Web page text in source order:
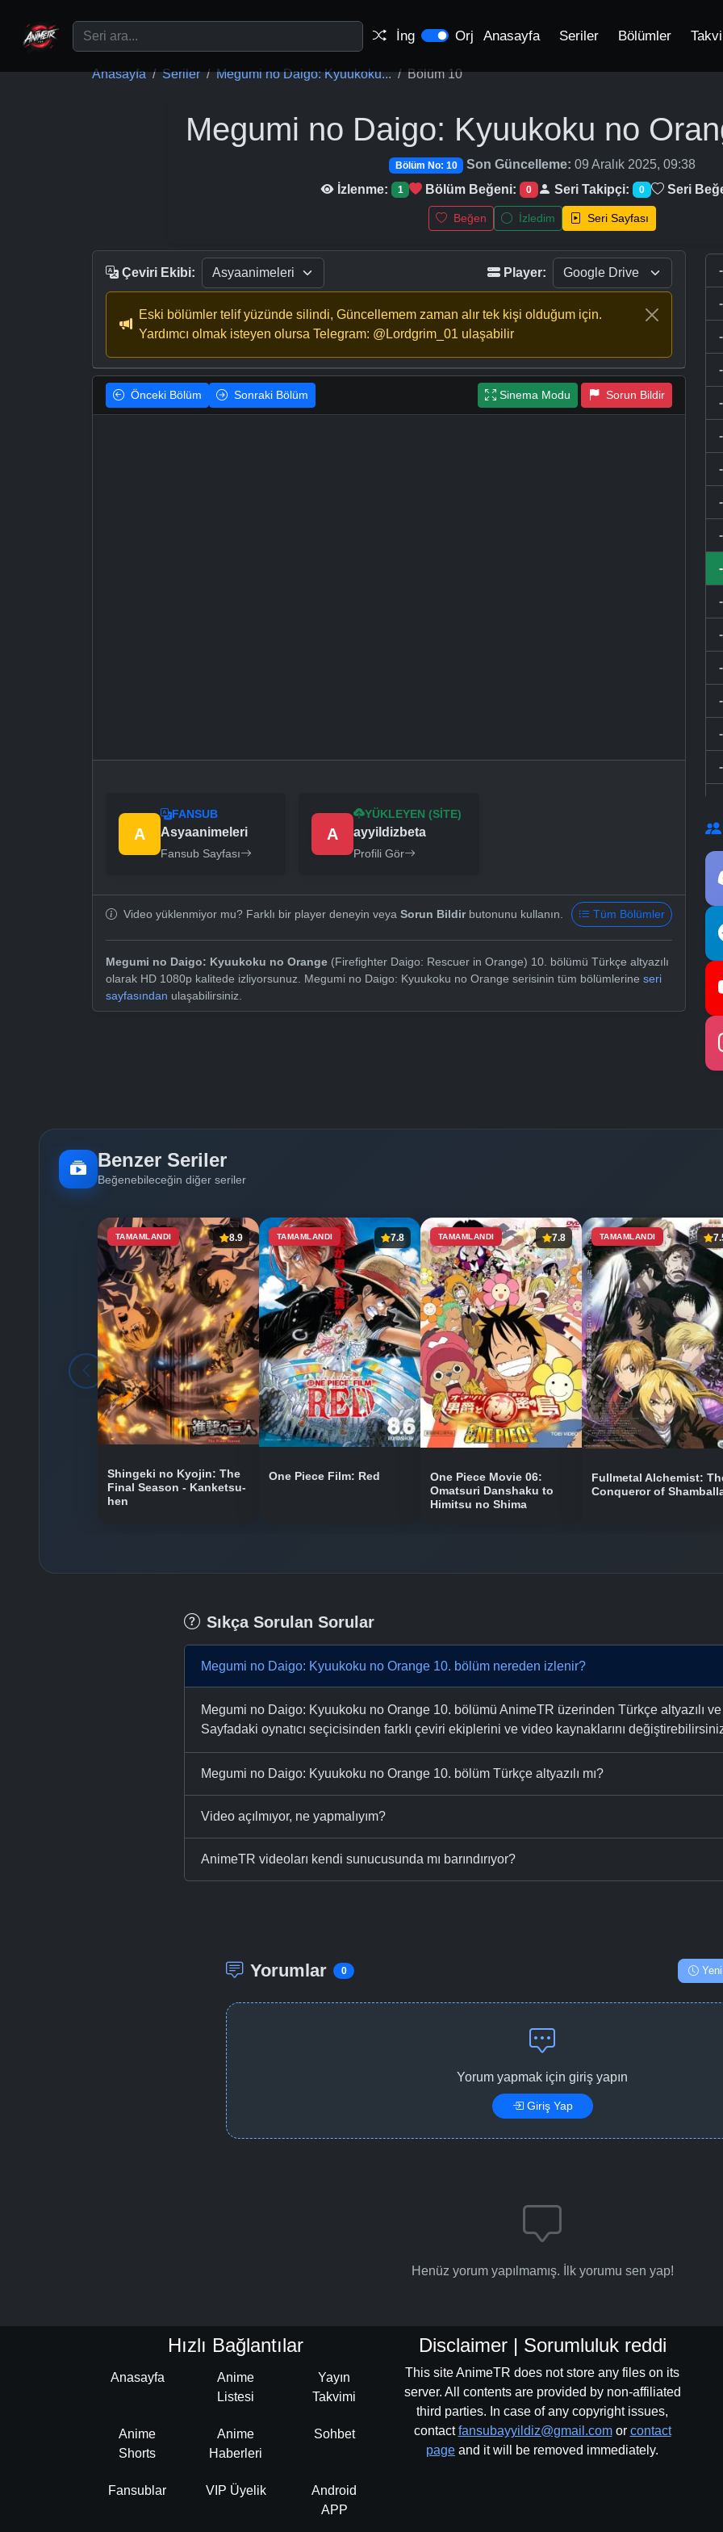
İng Orj Anasayfa Seriler Bölümler
Anasayfa Seriler Megumi no Daigo: Kyuukoku... Bölüm 10
Megumi no Daigo: Kyuukoku no
Bölüm No: 10 Son Güncelleme: 09 Aralık 2025, 09:38
İzlenme:
1 Bölüm Beğeni: 0 Seri Takipçi: 0 Seri
Beğen İzledim Seri Sayfası
Çeviri Ekibi: Player:
Eski bölümler telif yüzünde silindi, Güncellemem zaman alır tek kişi olduğum için.
Yardımcı olmak isteyen olursa Telegram: @Lordgrim_01 ulaşabilir
Önceki Bölüm Sonraki Bölüm Sinema Modu Sorun Bildir
A
FANSUB
Asyaanimeleri
Fansub Sayfası
A
YÜKLEYEN (SITE)
ayyildizbeta
Profili Gör
Video yüklenmiyor mu? Farklı bir player deneyin veya Sorun Bildirbutonunu kullanın. Tüm Bölümler
Megumi no Daigo: Kyuukoku no Orange (Firefighter Daigo: Rescuer in Orange) 10. bölümü Türkçe altyazılı
olarak HD 1080p kalitede izliyorsunuz. Megumi no Daigo: Kyuukoku no Orange serisinin tüm bölümlerine seri
sayfasından ulaşabilirsiniz.
Benzer Seriler
Beğenebileceğin diğer seriler
TAMAMLANDI 8.9
Shingeki no Kyojin: The
Final Season - Kanketsu-
hen
TAMAMLANDI 7.8
One Piece Film: Red
TAMAMLANDI 7.8
One Piece Movie 06:
Omatsuri Danshaku to
Himitsu no Shima
TAMAMLANDI
Fullmetal Alchemist:
Conqueror of
Sıkça Sorulan Sorular
Megumi no Daigo: Kyuukoku no Orange 10. bölüm nereden izlenir?
Megumi no Daigo: Kyuukoku no Orange 10. bölümü AnimeTR üzerinden Türkçe altyazılı
Sayfadaki oynatıcı seçicisinden farklı çeviri ekiplerini ve video kaynaklarını
Megumi no Daigo: Kyuukoku no Orange 10. bölüm Türkçe altyazılı mı?
Video açılmıyor, ne yapmalıyım?
AnimeTR videoları kendi sunucusunda mı barındırıyor?
Yorumlar 0 Yeni
Yorum yapmak için giriş yapın
Giriş Yap
Henüz yorum yapılmamış. İlk yorumu sen yap!
Hızlı Bağlantılar
Anasayfa
Anime
Listesi
Yayın
Takvimi
Anime
Shorts
Anime
Haberleri
Sohbet
Fansublar VIP Üyelik
Android
APP
Disclaimer | Sorumluluk reddi
This site AnimeTR does not store any files on its
server. All contents are provided by non-affiliated
third parties. In case of any copyright issues,
contactfansubayyildiz@gmail.comor contact
page and it will be removed immediately.